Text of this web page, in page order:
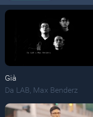
Già
Da LAB Max Benderz